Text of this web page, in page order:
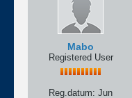
Mabo
Registered User
Reg.datum: Jun